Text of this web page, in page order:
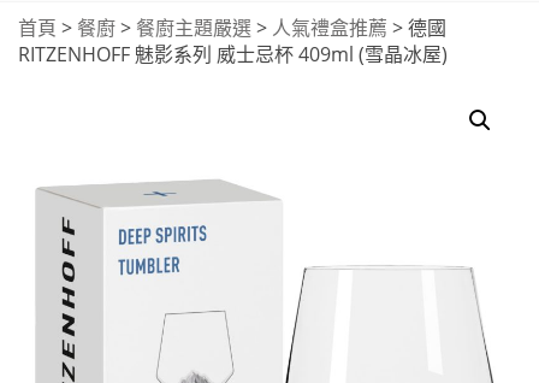
冊
首頁 > 餐廚> 餐廚主題嚴選> 人氣禮盒推薦 > 德國
RITZENHOFF 魅影系列 威士忌杯 409ml (雪晶冰屋)